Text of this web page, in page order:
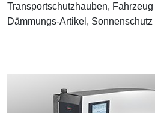
Transportschutzhauben,
Dämmungs-Artikel, Sonnenschutz